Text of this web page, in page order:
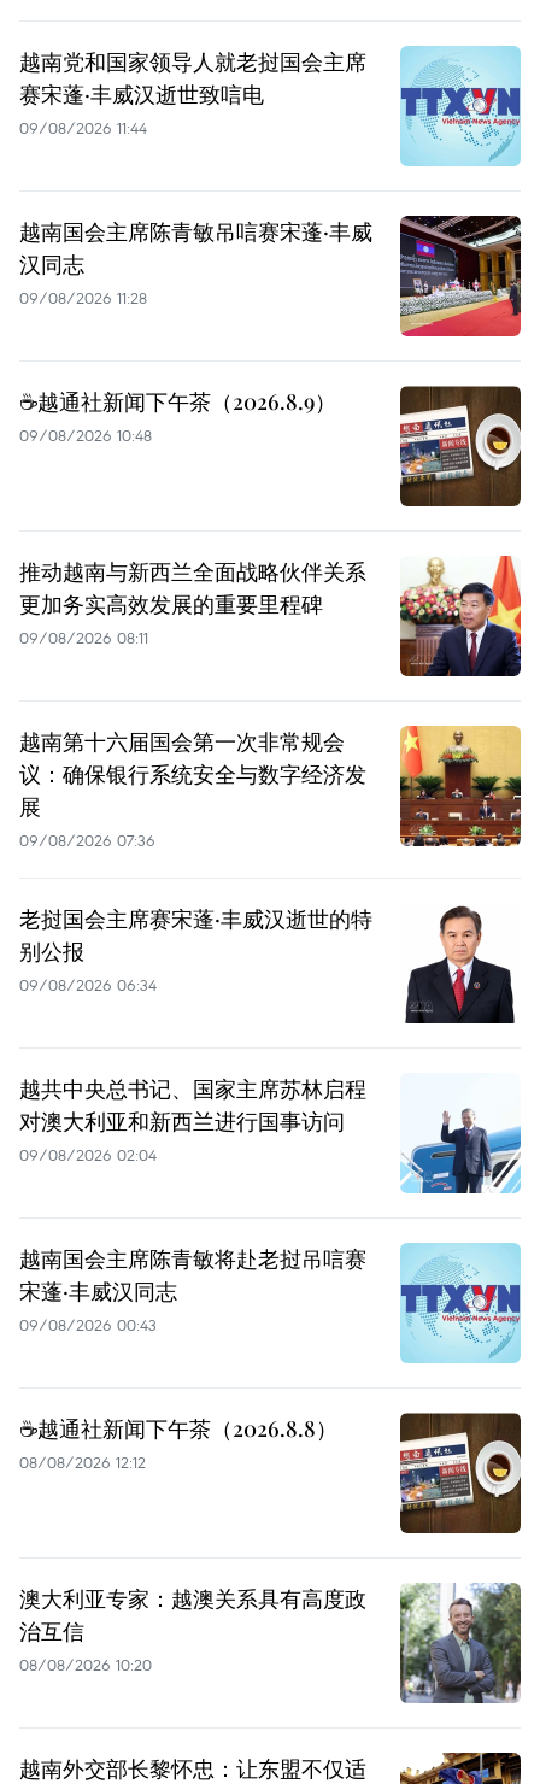
越南党和国家领导人就老挝国会主席
赛宋蓬·丰威汉逝世致唁电
09/08/2026 11:44
越南国会主席陈青敏吊唁赛宋蓬·丰威
汉同志
09/08/2026 11:28
☕️越通社新闻下午茶（2026.8.9）
09/08/2026 10:48
推动越南与新西兰全面战略伙伴关系
更加务实高效发展的重要里程碑
09/08/2026 08:11
越南第十六届国会第一次非常规会
议：确保银行系统安全与数字经济发
展
09/08/2026 07:36
老挝国会主席赛宋蓬·丰威汉逝世的特
别公报
09/08/2026 06:34
越共中央总书记、国家主席苏林启程
对澳大利亚和新西兰进行国事访问
09/08/2026 02:04
越南国会主席陈青敏将赴老挝吊唁赛
宋蓬·丰威汉同志
09/08/2026 00:43
☕️越通社新闻下午茶（2026.8.8）
08/08/2026 12:12
澳大利亚专家：越澳关系具有高度政
治互信
08/08/2026 10:20
越南外交部长黎怀忠：让东盟不仅适